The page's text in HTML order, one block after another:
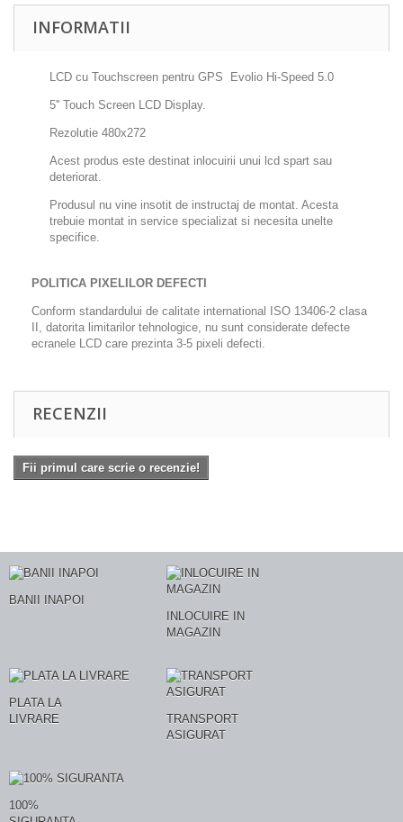
INFORMATII
LCD cu Touchscreen pentru GPS Evolio Hi-Speed 5.0
5'' Touch Screen LCD Display.
Rezolutie 480x272
Acest produs este destinat inlocuirii unui lcd spart sau
deteriorat.
Produsul nu vine insotit de instructaj de montat. Acesta
trebuie montat in service specializat si necesita unelte
specifice.
POLITICA PIXELILOR DEFECTI
Conform standardului de calitate international ISO 13406-2 clasa
II, datorita limitarilor tehnologice, nu sunt considerate defecte
ecranele LCD care prezinta 3-5 pixeli defecti.
RECENZII
Fii primul care scrie o recenzie!
BANII INAPOI
INLOCUIRE IN
MAGAZIN
PLATA LA
LIVRARE
TRANSPORT
ASIGURAT
100%